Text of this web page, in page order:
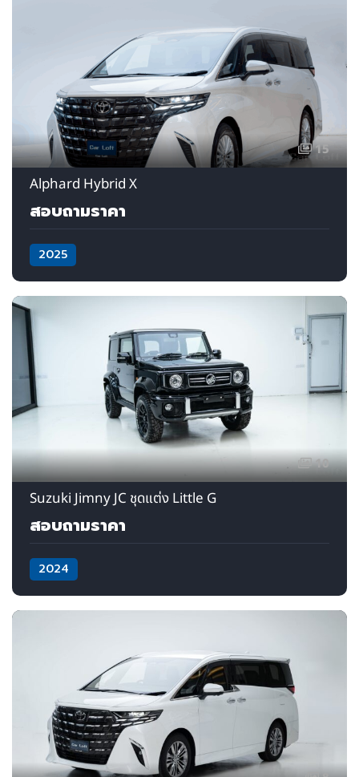
15
Alphard Hybrid X
สอบถามราคา
2025
10
Suzuki Jimny JC ชุดแต่ง Little G
สอบถามราคา
2024